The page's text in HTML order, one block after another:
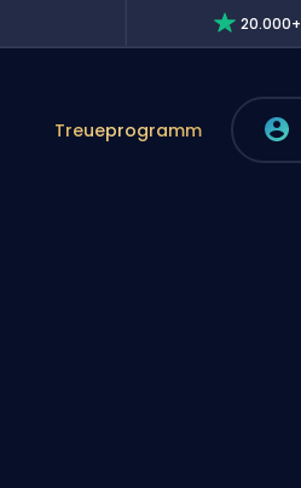
20.000+
Treueprogramm